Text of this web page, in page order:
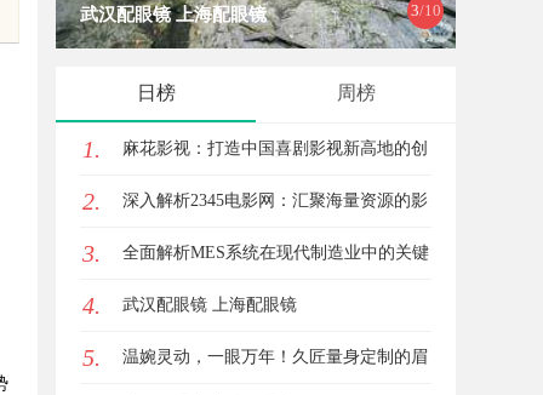
3/10
武汉配眼镜 上海配眼镜
日榜 周榜
1. 麻花影视：打造中国喜剧影视新高地的创
新典范
2. 深入解析2345电影网：汇聚海量资源的影
视娱乐平台
3. 全面解析MES系统在现代制造业中的关键
作用与应用前景
4. 武汉配眼镜 上海配眼镜
5. 温婉灵动，一眼万年！久匠量身定制的眉